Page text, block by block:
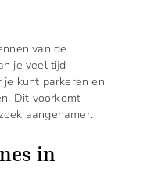
van de
je veel tijd
kunt parkeren en
Dit voorkomt
aangenamer.
in